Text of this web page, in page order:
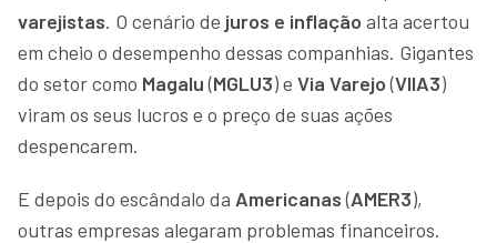
varejistas. O cenário de juros e inflação alta acertou
em cheio o desempenho dessas companhias. Gigantes
do setor como Magalu(MGLU3) e Via Varejo(VIIA3)
viram os seus lucros e o preço de suas ações
despencarem.
E depois do escândalo da Americanas(AMER3),
outras empresas alegaram problemas financeiros.